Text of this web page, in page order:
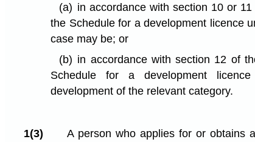
(a) in accordance with section 10 or
the Schedule for a development licence
case may be; or
(b) in accordance with section 12 of
Schedule for a development
development of the relevant category.
1(3)
A person who applies for or obtains